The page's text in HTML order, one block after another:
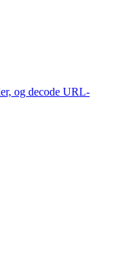
og decode URL-